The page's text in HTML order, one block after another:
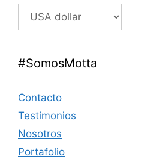
#SomosMotta
Contacto
Testimonios
Nosotros
Portafolio